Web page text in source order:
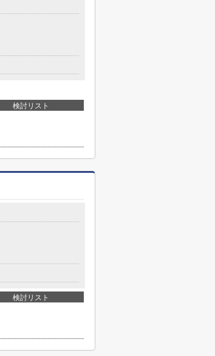
検討リスト
検討リスト